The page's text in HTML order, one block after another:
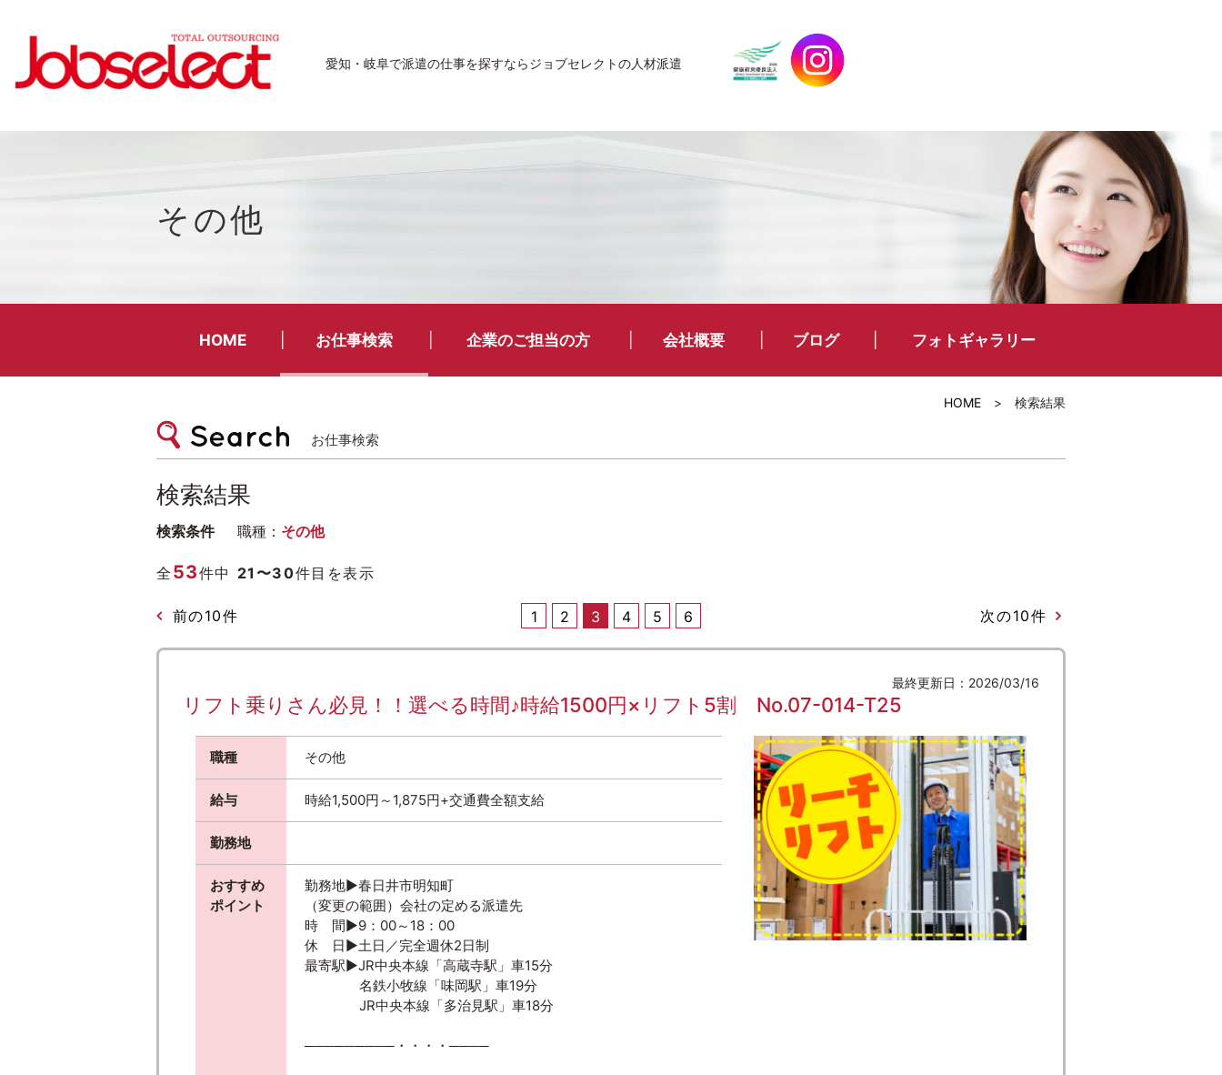
愛知・岐阜で派遣の仕事を探すならジョブセレクトの人材派遣
その他
HOME お仕事検索 企業のご担当の方 会社概要 ブログ フォトギャラリー
HOME > 検索結果
お仕事検索
検索結果
検索条件 職種： その他
全 53件中 21〜30件目を表示
前の10件 1 2 3 4 5 6 次の10件
最終更新日：2026/03/16
リフト乗りさん必見！！選べる時間♪時給1500円×リフト5割 No.07-014-T25
職種 その他
給与 時給1,500円～1,875円+交通費全額支給
勤務地
おすすめ
ポイント
勤務地▶春日井市明知町
（変更の範囲）会社の定める派遣先
時 間▶9：00～18：00
休 日▶土日／完全週休2日制
最寄駅▶JR中央本線「高蔵寺駅」車15分
名鉄小牧線「味岡駅」車19分
JR中央本線「多治見駅」車18分
─────────・・・・────